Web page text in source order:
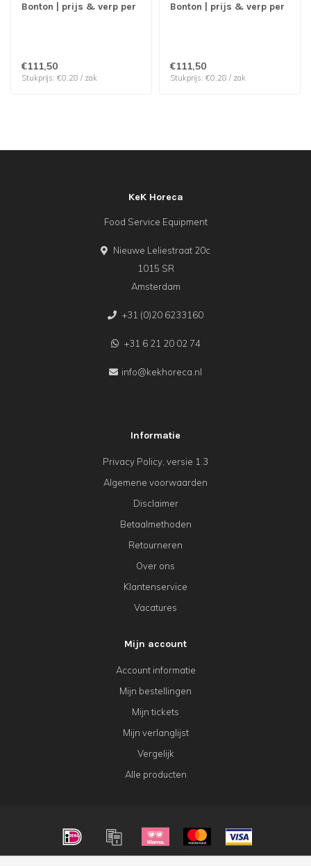
Bonton | prijs & verp per
€111,50
Stukprijs: €0,28 / zak
Bonton | prijs & verp per
€111,50
Stukprijs: €0,28 / zak
KeK Horeca
Food Service Equipment
Nieuwe Leliestraat 20c
1015 SR
Amsterdam
+31 (0)20 6233160
+31 6 21 20 02 74
info@kekhoreca.nl
Informatie
Privacy Policy, versie 1.3
Algemene voorwaarden
Disclaimer
Betaalmethoden
Retourneren
Over ons
Klantenservice
Vacatures
Mijn account
Account informatie
Mijn bestellingen
Mijn tickets
Mijn verlanglijst
Vergelijk
Alle producten